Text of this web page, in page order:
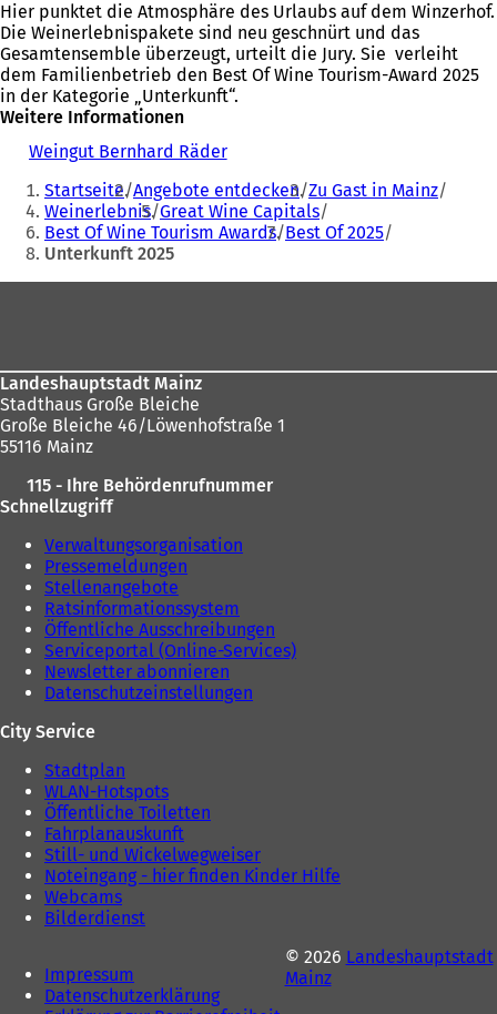
Hier punktet die Atmosphäre des Urlaubs auf dem Winzerhof.
Die Weinerlebnispakete sind neu geschnürt und das
Gesamtensemble überzeugt, urteilt die Jury. Sie verleiht
dem Familienbetrieb den Best Of Wine Tourism-Award 2025
in der Kategorie „Unterkunft“.
Weitere Informationen
Weingut Bernhard Räder(
f
f
n
t
m
u
T
)
Sie
befinden
sich
Startseite Angebote entdecken Zu Gast in Mainz
Weinerlebnis Great Wine Capitals
Best Of Wine Tourism Awards Best Of 2025
Unterkunft 2025
Landeshauptstadt Mainz
Stadthaus Große Bleiche
Große Bleiche 46/Löwenhofstraße 1
55116 Mainz
115 - Ihre Behördenrufnummer
Schnellzugriff
Verwaltungsorganisation
Pressemeldungen
Stellenangebote
Ratsinformationssystem
Öffentliche Ausschreibungen
Serviceportal (Online-Services)
Newsletter abonnieren
Datenschutzeinstellungen
City Service
Stadtplan
WLAN-Hotspots
Öffentliche Toiletten
Fahrplanauskunft
Still- und Wickelwegweiser
Noteingang - hier finden Kinder Hilfe
Webcams
Bilderdienst
Impressum
Datenschutzerklärung
© 2026 Landeshauptstadt
Mainz